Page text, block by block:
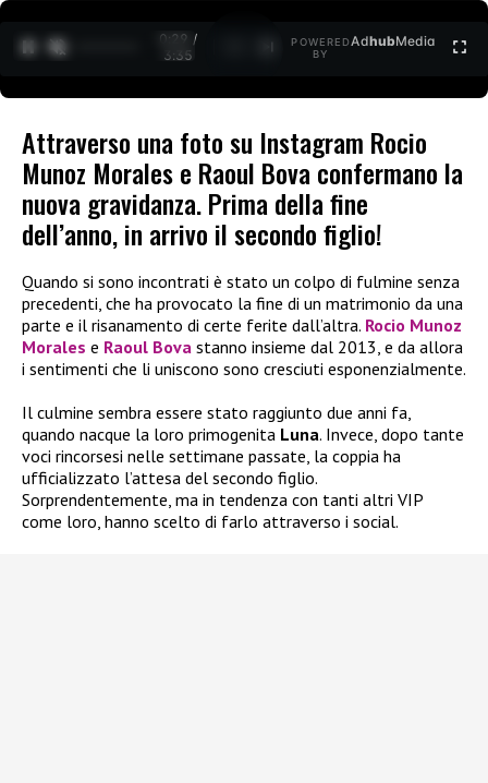
0:31 /
3:35
POWERED
BY
AdhubMedia
Attraverso una foto su Instagram Rocio
Munoz Morales e Raoul Bova confermano la
nuova gravidanza. Prima della fine
dell’anno, in arrivo il secondo figlio!
Quando si sono incontrati è stato un colpo di fulmine senza
precedenti, che ha provocato la fine di un matrimonio da una
parte e il risanamento di certe ferite dall’altra. Rocio Munoz
Morales e Raoul Bova stanno insieme dal 2013, e da allora
i sentimenti che li uniscono sono cresciuti esponenzialmente.
Il culmine sembra essere stato raggiunto due anni fa,
quando nacque la loro primogenita Luna. Invece, dopo tante
voci rincorsesi nelle settimane passate, la coppia ha
ufficializzato l’attesa del secondo figlio.
Sorprendentemente, ma in tendenza con tanti altri VIP
come loro, hanno scelto di farlo attraverso i social.